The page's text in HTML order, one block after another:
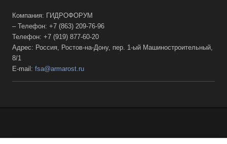
Компания: ГИДРОФОРУМ
– Телефон: +7 (863) 209-76-96
Телефон: +7 (919) 877-60-20
Адрес: Россия, Ростов-на-Дону, пер. 1-ый Машиностроительный,
8/1
E-mail: fsa@armarost.ru